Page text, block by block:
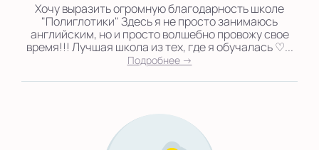
Хочу выразить огромную благодарность школе
"Полиглотики" Здесь я не просто занимаюсь
английским, но и просто волшебно провожу свое
время!!! Лучшая школа из тех, где я обучалась ♡...
Подробнее →